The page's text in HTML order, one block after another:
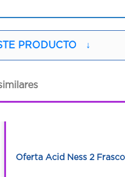
PRODUCTO ↓
Oferta Acid Ness 2